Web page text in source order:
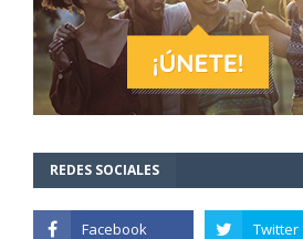
REDES SOCIALES